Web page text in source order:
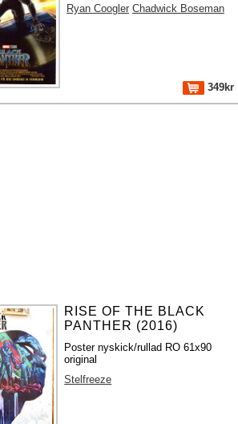
Ryan Coogler Chadwick Boseman
349kr
RISE OF THE BLACK
PANTHER (2016)
Poster nyskick/rullad RO 61x90
original
Stelfreeze